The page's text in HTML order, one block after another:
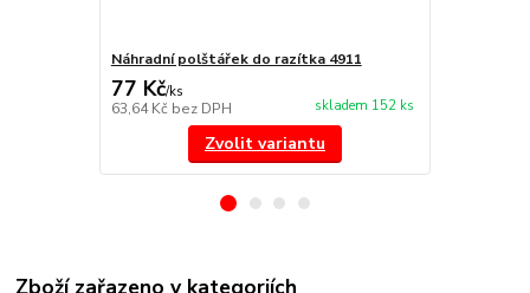
Náhradní polštářek do razítka 4911
77 Kč/ks
63,64 Kč bez DPH skladem 152 ks
Zvolit variantu
Zboží zařazeno v kategoriích